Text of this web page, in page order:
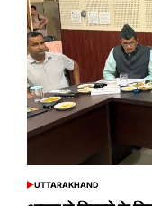
POSTED
UTTARAKHAND